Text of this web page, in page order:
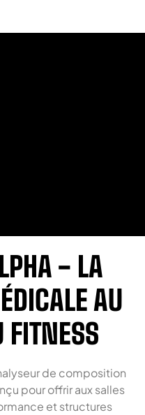
- LA
AU
FITNESS
de composition
pour offrir aux salles
et structures